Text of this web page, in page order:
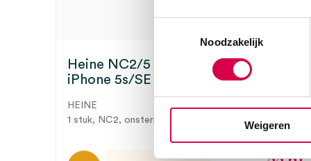
Noodzakelijk
Weigeren
Heine NC2/5 cover voor Apple
iPhone 5s/SE (1)
HEINE
1 stuk, NC2, onsteriel